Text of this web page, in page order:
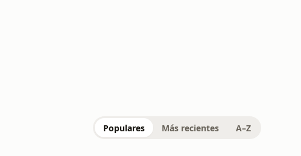
Populares Más recientes A–Z